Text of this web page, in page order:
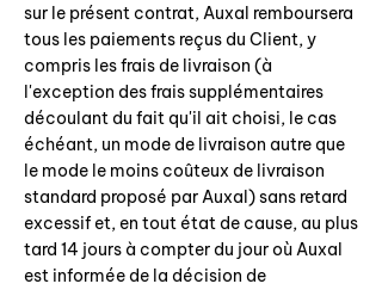
sur le présent contrat, Auxal remboursera
tous les paiements reçus du Client, y
compris les frais de livraison (à
l'exception des frais supplémentaires
découlant du fait qu'il ait choisi, le cas
échéant, un mode de livraison autre que
le mode le moins coûteux de livraison
standard proposé par Auxal) sans retard
excessif et, en tout état de cause, au plus
tard 14 jours à compter du jour où Auxal
est informée de la décision de